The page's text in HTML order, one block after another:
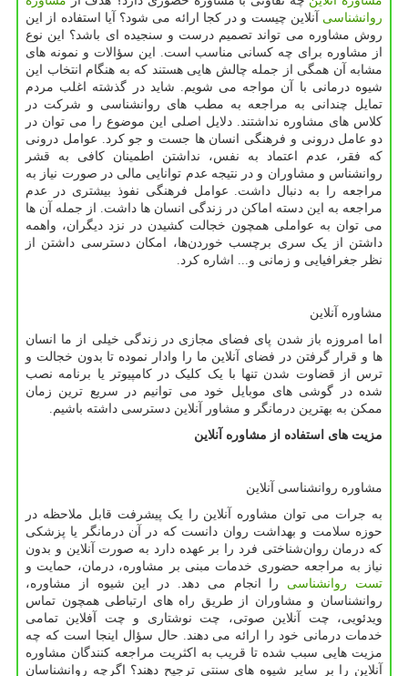
روانشناسی آنلاین چیست و در کجا ارائه می شود؟ آیا استفاده از این
روش مشاوره می تواند تصمیم درست و سنجیده ای باشد؟ این نوع
از مشاوره برای چه کسانی مناسب است. این سؤالات و نمونه های
مشابه آن همگی از جمله چالش هایی هستند که به هنگام انتخاب این
شیوه درمانی با آن مواجه می شویم. شاید در گذشته اغلب مردم
تمایل چندانی به مراجعه به مطب های روانشناسی و شرکت در
کلاس های مشاوره نداشتند. دلایل اصلی این موضوع را می توان در
دو عامل درونی و فرهنگی انسان ها جست و جو کرد. عوامل درونی
که فقر، عدم اعتماد به نفس، نداشتن اطمینان کافی به قشر
روانشناس و مشاوران و در نتیجه عدم توانایی مالی در صورت نیاز به
مراجعه را به دنبال داشت. عوامل فرهنگی نفوذ بیشتری در عدم
مراجعه به این دسته اماکن در زندگی انسان ها داشت. از جمله آن ها
می توان به عواملی همچون خجالت کشیدن در نزد دیگران، واهمه
داشتن از یک سری برچسب خوردن‌ها، امکان دسترسی داشتن از
نظر جغرافیایی و زمانی و... اشاره کرد.
مشاوره آنلاین
اما امروزه باز شدن پای فضای مجازی در زندگی خیلی از ما انسان
ها و قرار گرفتن در فضای آنلاین ما را وادار نموده تا بدون خجالت و
ترس از قضاوت شدن تنها با یک کلیک در کامپیوتر یا برنامه نصب
شده در گوشی های موبایل خود می توانیم در سریع ترین زمان
ممکن به بهترین درمانگر و مشاور آنلاین دسترسی داشته باشیم.
مزیت های استفاده از مشاوره آنلاین
مشاوره روانشناسی آنلاین
به جرات می توان مشاوره آنلاین را یک پیشرفت قابل ملاحظه در
حوزه سلامت و بهداشت روان دانست که در آن درمانگر یا پزشکی
که درمان روان‌شناختی فرد را بر عهده دارد به صورت آنلاین و بدون
نیاز به مراجعه حضوری خدمات مبنی بر مشاوره، درمان، حمایت و
تست روانشناسی را انجام می دهد. در این شیوه از مشاوره،
روانشناسان و مشاوران از طریق راه های ارتباطی همچون تماس
ویدئویی، چت آنلاین صوتی، چت نوشتاری و چت آفلاین تمامی
خدمات درمانی خود را ارائه می دهند. حال سؤال اینجا است که چه
مزیت هایی سبب شده تا قریب به اکثریت مراجعه کنندگان مشاوره
آنلاین را بر سایر شیوه های سنتی ترجیح دهند؟ اگرچه روانشناسان